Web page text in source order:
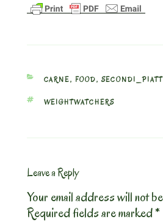
CATEGORIES
CARNE, FOOD,
TAGS
WEIGHTWATCHERS
Leave a Reply
Your email address will not
Required fields are marked*